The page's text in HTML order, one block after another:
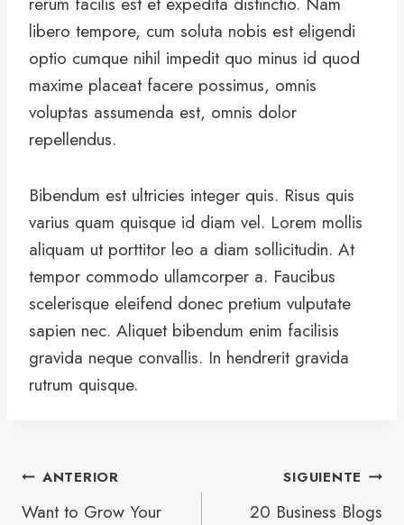
libero tempore, cum soluta nobis est eligendi
optio cumque nihil impedit quo minus id quod
maxime placeat facere possimus, omnis
voluptas assumenda est, omnis dolor
repellendus.
Bibendum est ultricies integer quis. Risus quis
varius quam quisque id diam vel. Lorem mollis
aliquam ut porttitor leo a diam sollicitudin. At
tempor commodo ullamcorper a. Faucibus
scelerisque eleifend donec pretium vulputate
sapien nec. Aliquet bibendum enim facilisis
gravida neque convallis. In hendrerit gravida
rutrum quisque.
ANTERIOR
Want to Grow Your
SIGUIENTE
20 Business Blogs